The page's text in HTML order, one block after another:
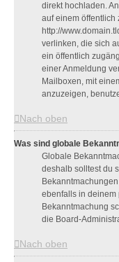
direkt hochladen.
auf einem öffentlich
http://
verlinken, die sich
ein öffentlich
einer Anmeldung
Mailboxen, mit
anzuzeigen,
Nach oben
Was sind globale
Globale
deshalb solltest du
ebenfalls in deinem
Bekanntmachung
die Board-
Nach oben